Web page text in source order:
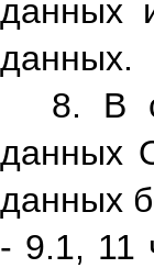
данных
данных.
8. В
данных
данных
- 9.1, 11